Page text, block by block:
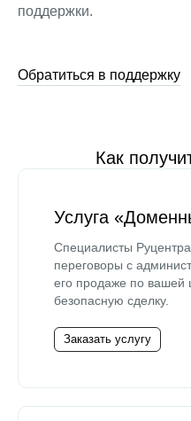
поддержки.
Обратиться в поддержку
Как
Услуга
Специалисты
переговоры с
его продаже по вашей
безопасную сделку.
Заказать услугу